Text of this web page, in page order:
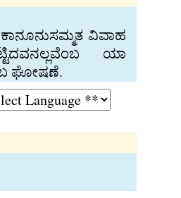
ವಿವಾಹ
ಯಾ
ಘೋಷಣೆ.